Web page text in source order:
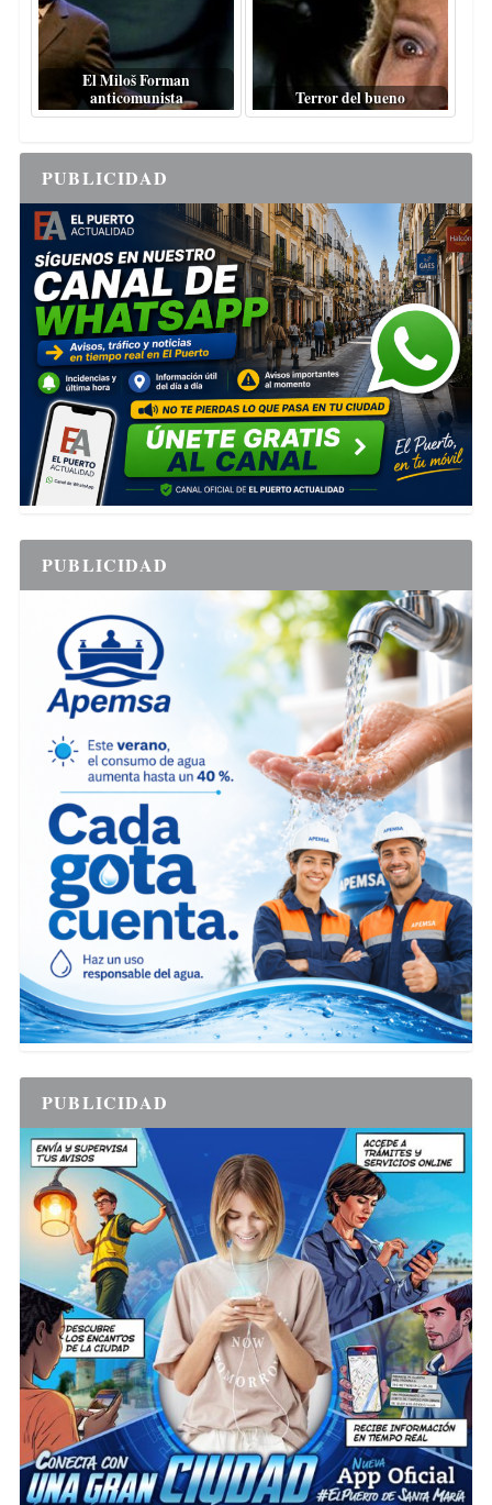
El Miloš Forman
anticomunista
Terror del bueno
PUBLICIDAD
PUBLICIDAD
PUBLICIDAD